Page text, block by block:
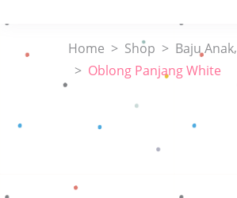
Home > Shop > Baju Anak,
> Oblong Panjang White